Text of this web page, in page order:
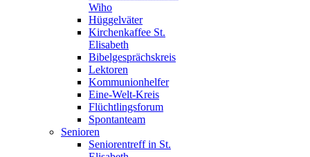
Wiho
Hüggelväter
Kirchenkaffee St.
Elisabeth
Bibelgesprächskreis
Lektoren
Kommunionhelfer
Eine-Welt-Kreis
Flüchtlingsforum
Spontanteam
Senioren
Seniorentreff in St.